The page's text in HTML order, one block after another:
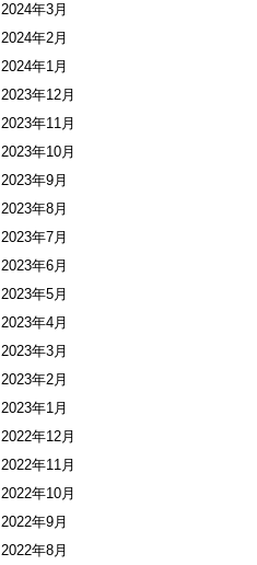
2024年3月
2024年2月
2024年1月
2023年12月
2023年11月
2023年10月
2023年9月
2023年8月
2023年7月
2023年6月
2023年5月
2023年4月
2023年3月
2023年2月
2023年1月
2022年12月
2022年11月
2022年10月
2022年9月
2022年8月